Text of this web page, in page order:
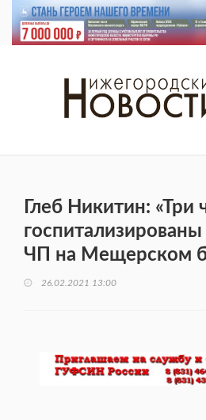
Глеб Никитин: «Три
госпитализированы
ЧП на Мещерском
26.02.2021 13:00